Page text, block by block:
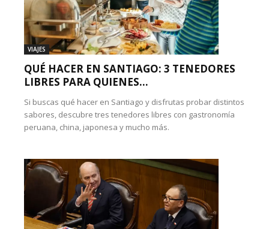
VIAJES
QUÉ HACER EN SANTIAGO: 3 TENEDORES
LIBRES PARA QUIENES...
Si buscas qué hacer en Santiago y disfrutas probar distintos
sabores, descubre tres tenedores libres con gastronomía
peruana, china, japonesa y mucho más.